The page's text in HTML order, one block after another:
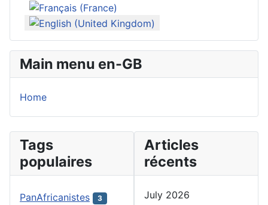
Select your language
Main menu en-GB
Home
Tags
populaires
PanAfricanistes 3
Articles
récents
July 2026